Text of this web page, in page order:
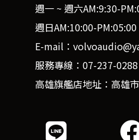
週一 ~ 週六AM:9:30-
週日AM:10:00-PM:05:00
E-mail：
服務專線：07-237-
高雄旗艦店地址：高雄